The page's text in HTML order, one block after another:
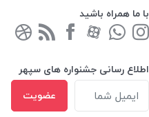
با ما همراه باشید
اطلاع رسانی جشنواره های سپهر
عضویت